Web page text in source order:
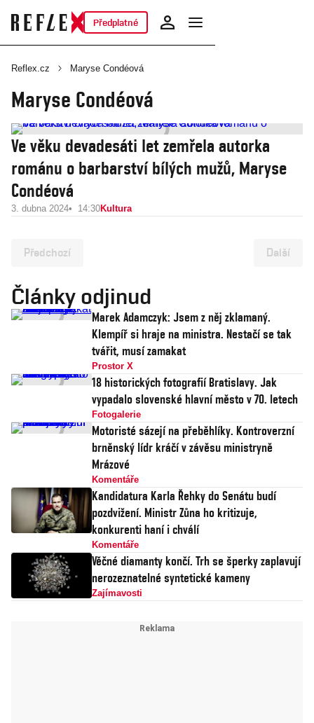
Předplatné
Reflex.cz Maryse ­Condéová
Maryse ­Condéová
Ve věku devadesáti let zemřela autorka
románu o barbarství bílých mužů, Maryse
Condéová
3. dubna 2024 14:30Kultura
Předchozí Další
Články odjinud
Marek Adamczyk: Jsem z něj zklamaný.
Klempíř si hraje na ministra. Nestačí se tak
tvářit, musí zamakat
Prostor X
18 historických fotografií Bratislavy. Jak
vypadalo slovenské hlavní město v 70. letech
Fotogalerie
Motoristé sázejí na přeběhlíky. Kontroverzní
brněnský lídr kráčí v závěsu ministryně
Mrázové
Komentáře
Kandidatura Karla Řehky do Senátu budí
pozdvižení. Ministr Zůna ho kritizuje,
konkurenti haní i chválí
Komentáře
Věčné diamanty končí. Trh se šperky zaplavují
nerozeznatelné syntetické kameny
Zajímavosti